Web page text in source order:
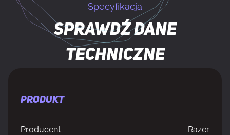
Specyfikacja
Sprawdź dane
techniczne
PRODUKT
Producent Razer